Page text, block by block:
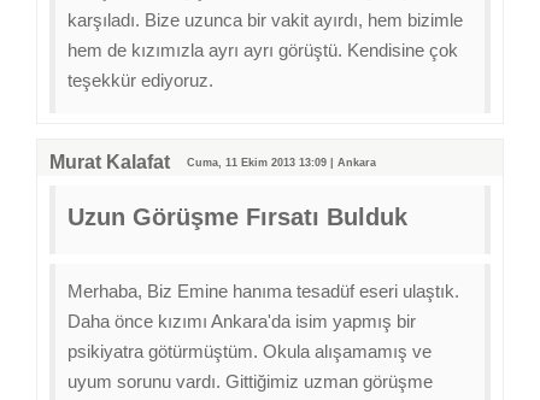
karşıladı. Bize uzunca bir vakit ayırdı, hem bizimle
hem de kızımızla ayrı ayrı görüştü. Kendisine çok
teşekkür ediyoruz.
Murat Kalafat Cuma, 11 Ekim 2013 13:09 | Ankara
Uzun Görüşme Fırsatı Bulduk
Merhaba, Biz Emine hanıma tesadüf eseri ulaştık.
Daha önce kızımı Ankara'da isim yapmış bir
psikiyatra götürmüştüm. Okula alışamamış ve
uyum sorunu vardı. Gittiğimiz uzman görüşme